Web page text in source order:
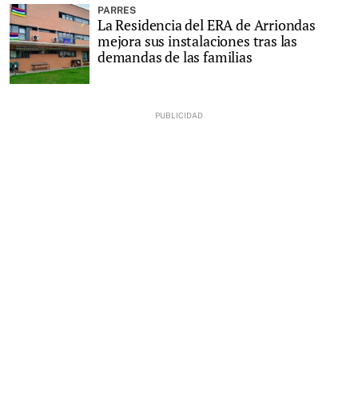
PARRES
La Residencia del ERA de Arriondas
mejora sus instalaciones tras las
demandas de las familias